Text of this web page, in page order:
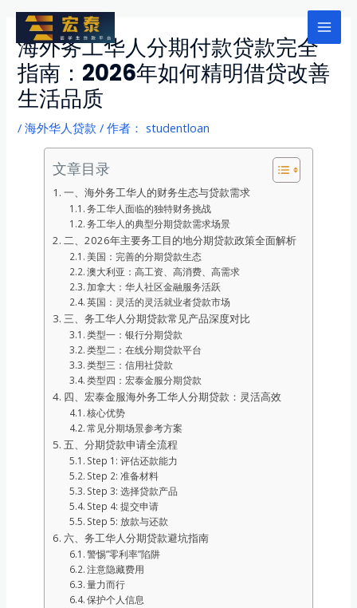
Main
海外务工华人分期付款贷款完全
指南：2026年如何精明借贷改善
生活品质
/海外华人贷款 / 作者： studentloan
文章目录
一、海外务工华人的财务生态与贷款需求
务工华人面临的独特财务挑战
务工华人的典型分期贷款需求场景
二、2026年主要务工目的地分期贷款政策全面解析
美国：完善的分期贷款生态
澳大利亚：高工资、高消费、高需求
加拿大：华人社区金融服务活跃
英国：灵活的灵活就业者贷款市场
三、务工华人分期贷款常见产品深度对比
类型一：银行分期贷款
类型二：在线分期贷款平台
类型三：信用社贷款
类型四：宏泰金服分期贷款
四、宏泰金服海外务工华人分期贷款：灵活高效
核心优势
常见分期场景参考方案
五、分期贷款申请全流程
Step 1: 评估还款能力
Step 2: 准备材料
Step 3: 选择贷款产品
Step 4: 提交申请
Step 5: 放款与还款
六、务工华人分期贷款避坑指南
警惕”零利率”陷阱
注意隐藏费用
量力而行
保护个人信息